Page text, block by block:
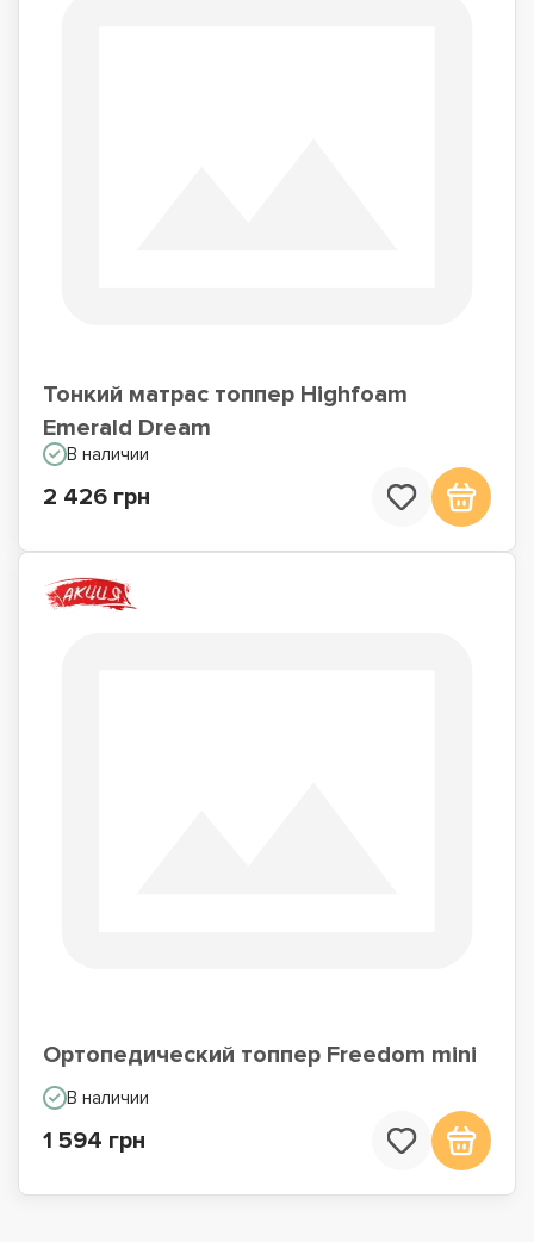
Тонкий матрас топпер Highfoam
Emerald Dream
В наличии
2 426 грн
Ортопедический топпер Freedom mini
В наличии
1 594 грн